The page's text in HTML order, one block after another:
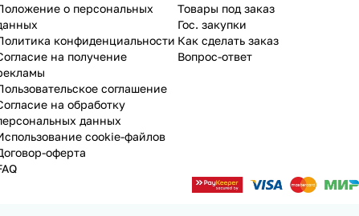
о персональных
конфиденциальности
на получение
соглашение
на обработку
данных
cookie-файлов
оферта
Товары под заказ
Гос. закупки
Как сделать заказ
Вопрос-ответ